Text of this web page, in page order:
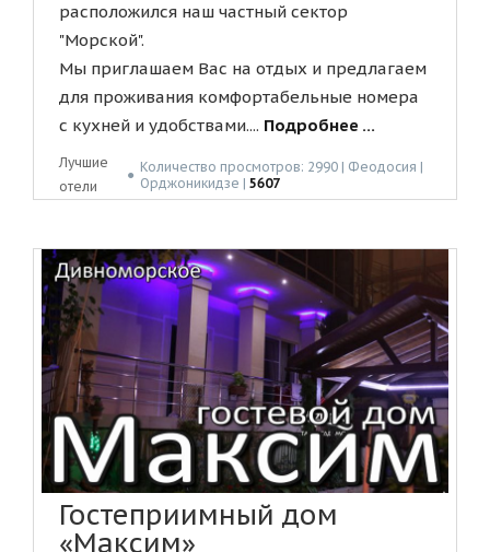
расположился наш частный сектор
"Морской".
Мы приглашаем Вас на отдых и предлагаем
для проживания комфортабельные номера
с кухней и удобствами.... Подробнее ...
Лучшие
отели
● Количество просмотров: 2990 | Феодосия |
Орджоникидзе | 5607
Гостеприимный дом
«Максим»